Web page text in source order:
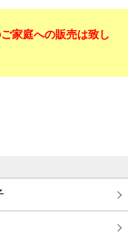
家庭への販売は致し